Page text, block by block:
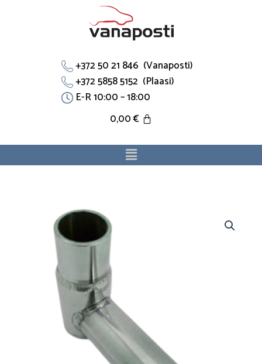
+372 50 21 846 (Vanaposti)
+372 5858 5152 (Plaasi)
E-R 10:00 – 18:00
0,00€
Menu
Roostevaba